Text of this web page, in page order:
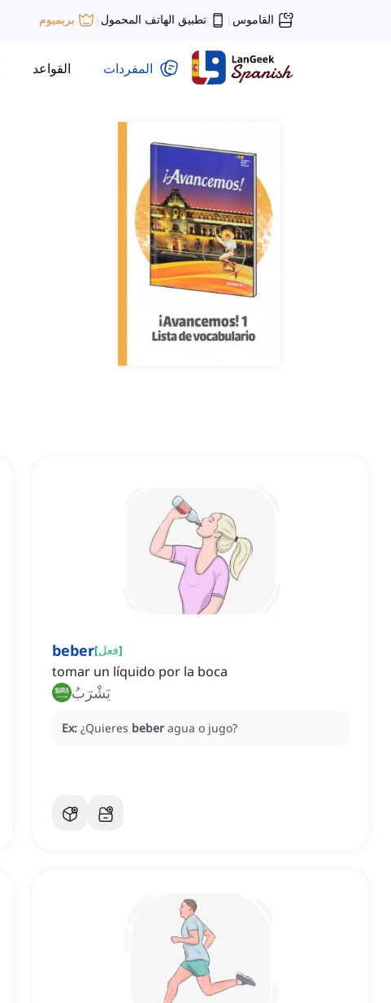
القاموس | تطبيق الهاتف المحمول | بريميوم
المفردات القواعد
beber[فعل]
tomar un líquido por la boca
يَشْرَبُ
Ex: ¿Quieres beber agua o jugo?